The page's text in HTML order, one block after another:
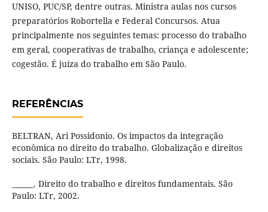
UNISO, PUC/SP, dentre outras. Ministra aulas nos cursos
preparatórios Robortella e Federal Concursos. Atua
principalmente nos seguintes temas: processo do trabalho
em geral, cooperativas de trabalho, criança e adolescente;
cogestão. É juíza do trabalho em São Paulo.
REFERÊNCIAS
BELTRAN, Ari Possidonio. Os impactos da integração
econômica no direito do trabalho. Globalização e direitos
sociais. São Paulo: LTr, 1998.
______. Direito do trabalho e direitos fundamentais. São
Paulo: LTr, 2002.